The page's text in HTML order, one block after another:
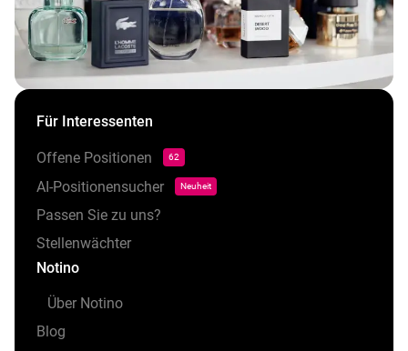
Für Interessenten
Offene Positionen 62
AI-Positionensucher Neuheit
Passen Sie zu uns?
Stellenwächter
Notino
Über Notino
Blog